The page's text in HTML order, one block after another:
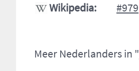
Wikipedia:
#979
Meer Nederlanders in "